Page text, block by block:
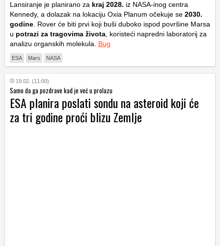
Lansiranje je planirano za kraj 2028. iz NASA-inog centra
Kennedy, a dolazak na lokaciju Oxia Planum očekuje se 2030.
godine. Rover će biti prvi koji buši duboko ispod površine Marsa
u potrazi za tragovima života, koristeći napredni laboratorij za
analizu organskih molekula. Bug
ESA Mars NASA
19.02. (11:00)
Samo da ga pozdrave kad je već u prolazu
ESA planira poslati sondu na asteroid koji će
za tri godine proći blizu Zemlje